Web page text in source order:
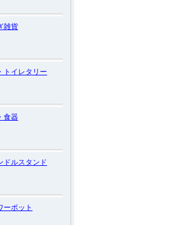
雑貨
トイレタリー
食器
ドルスタンド
ーポット